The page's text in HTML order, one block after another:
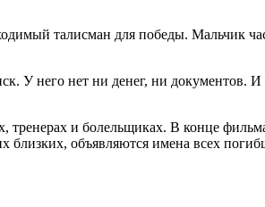
талисман для победы. Мальчик
У него нет ни денег, ни документов. И
тренерах и болельщиках. В конце
близких, объявляются имена всех